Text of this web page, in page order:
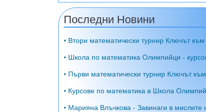
Последни Новини
• Втори математически турнир Ключът към
• Школа по математика Олимпийци -
• Първи математически турнир Ключът
• Курсове по математика в Школа
• Марияна Влъчкова - Завинаги в мислите